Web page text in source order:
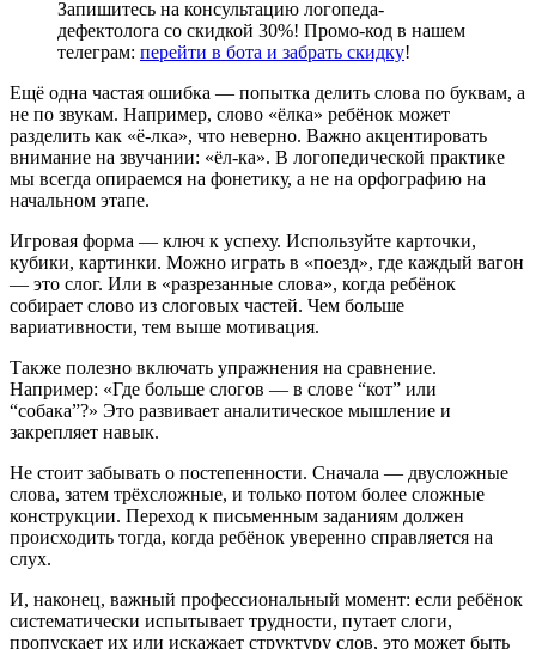
Запишитесь на консультацию логопеда-
дефектолога со скидкой 30%! Промо-код в нашем
телеграм: перейти в бота и забрать скидку!
Ещё одна частая ошибка — попытка делить слова по буквам, а
не по звукам. Например, слово «ёлка» ребёнок может
разделить как «ё-лка», что неверно. Важно акцентировать
внимание на звучании: «ёл-ка». В логопедической практике
мы всегда опираемся на фонетику, а не на орфографию на
начальном этапе.
Игровая форма — ключ к успеху. Используйте карточки,
кубики, картинки. Можно играть в «поезд», где каждый вагон
— это слог. Или в «разрезанные слова», когда ребёнок
собирает слово из слоговых частей. Чем больше
вариативности, тем выше мотивация.
Также полезно включать упражнения на сравнение.
Например: «Где больше слогов — в слове “кот” или
“собака”?» Это развивает аналитическое мышление и
закрепляет навык.
Не стоит забывать о постепенности. Сначала — двусложные
слова, затем трёхсложные, и только потом более сложные
конструкции. Переход к письменным заданиям должен
происходить тогда, когда ребёнок уверенно справляется на
слух.
И, наконец, важный профессиональный момент: если ребёнок
систематически испытывает трудности, путает слоги,
пропускает их или искажает структуру слов, это может быть